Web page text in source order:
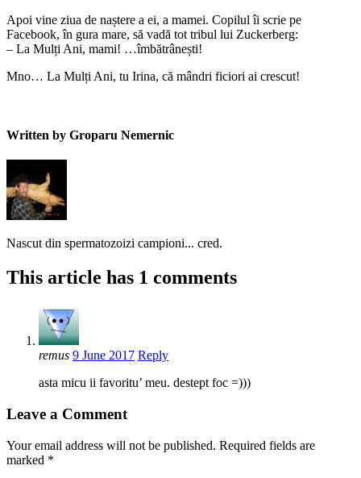
Apoi vine ziua de naștere a ei, a mamei. Copilul îi scrie pe
Facebook, în gura mare, să vadă tot tribul lui Zuckerberg:
– La Mulți Ani, mami! …îmbătrânești!
Mno… La Mulți Ani, tu Irina, că mândri ficiori ai crescut!
Written by Groparu Nemernic
Nascut din spermatozoizi campioni... cred.
This article has 1 comments
remus 9 June 2017 Reply
asta micu ii favoritu’ meu. destept foc =)))
Leave a Comment
Your email address will not be published. Required fields are
marked *